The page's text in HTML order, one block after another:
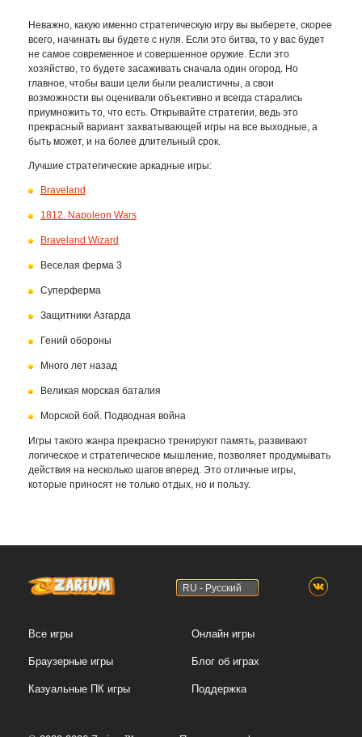
Неважно, какую именно стратегическую игру вы выберете, скорее
всего, начинать вы будете с нуля. Если это битва, то у вас будет
не самое современное и совершенное оружие. Если это
хозяйство, то будете засаживать сначала один огород. Но
главное, чтобы ваши цели были реалистичны, а свои
возможности вы оценивали объективно и всегда старались
приумножить то, что есть. Открывайте стратегии, ведь это
прекрасный вариант захватывающей игры на все выходные, а
быть может, и на более длительный срок.
Лучшие стратегические аркадные игры:
Braveland
1812. Napoleon Wars
Braveland Wizard
Веселая ферма 3
Суперферма
Защитники Азгарда
Гений обороны
Много лет назад
Великая морская баталия
Морской бой. Подводная война
Игры такого жанра прекрасно тренируют память, развивают
логическое и стратегическое мышление, позволяет продумывать
действия на несколько шагов вперед. Это отличные игры,
которые приносят не только отдых, но и пользу.
RU - Русский
Все игры
Браузерные игры
Казуальные ПК игры
Онлайн игры
Блог об играх
Поддержка